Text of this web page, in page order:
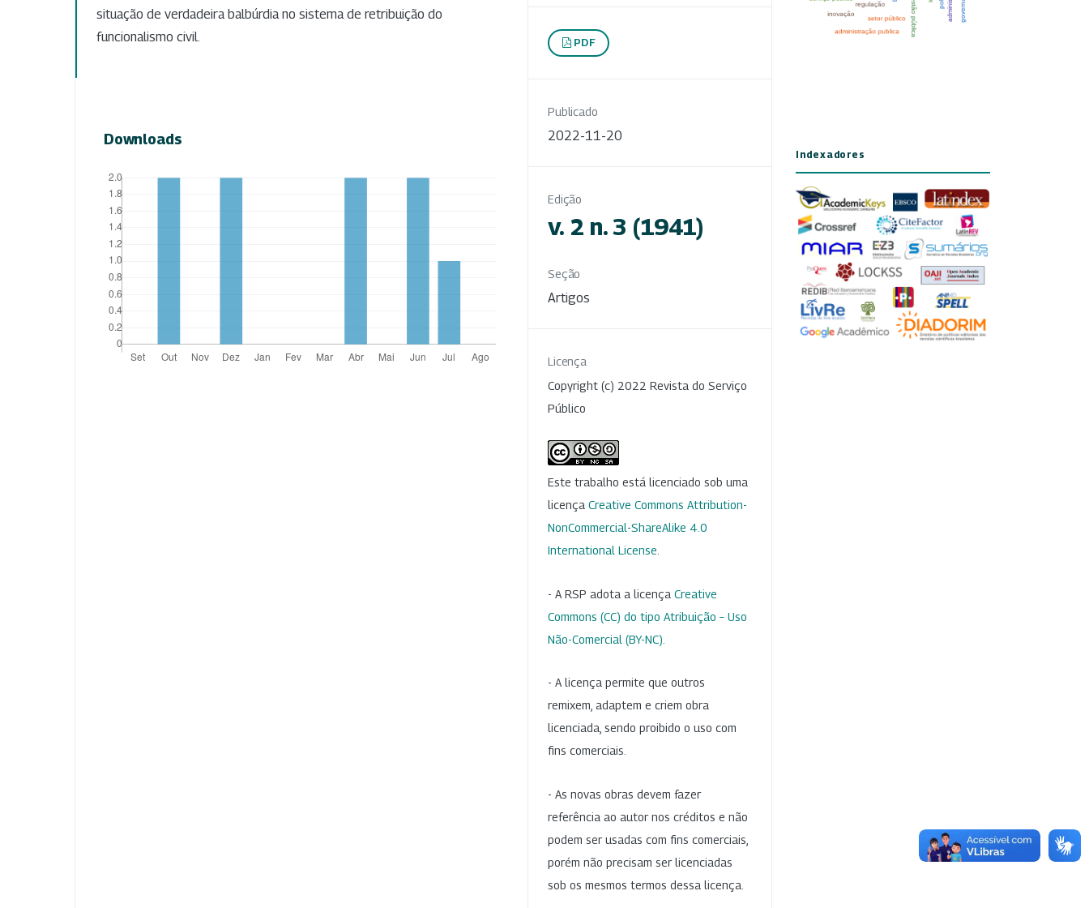
situação de verdadeira balbúrdia no sistema de retribuição do
funcionalismo civil.
Downloads
PDF
Publicado
2022-11-20
Edição
v. 2 n. 3 (1941)
Seção
Artigos
Licença
Copyright (c) 2022 Revista do Serviço
Público
Este trabalho está licenciado sob uma
licença Creative Commons Attribution-
NonCommercial-ShareAlike 4.0
International License
- A RSP adota a licença Creative
Commons (CC) do tipo Atribuição – Uso
Não-Comercial (BY-NC)
- A licença permite que outros
remixem, adaptem e criem obra
licenciada, sendo proibido o uso com
fins comerciais.
- As novas obras devem fazer
referência ao autor nos créditos e não
podem ser usadas com fins comerciais,
porém não precisam ser licenciadas
sob os mesmos termos dessa licença.
Indexadores